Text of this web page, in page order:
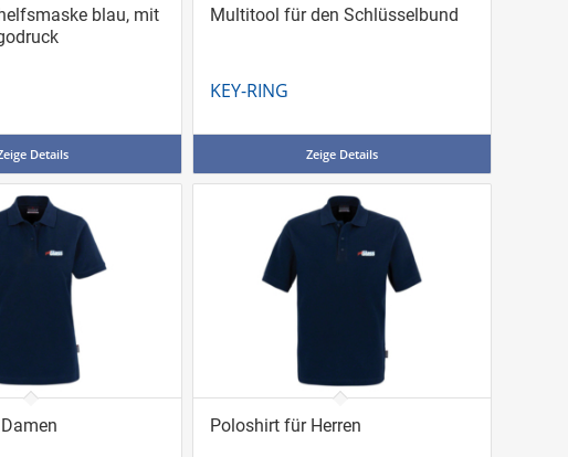
blau, mit
Details
Multitool für den Schlüsselbund
KEY-RING
Zeige Details
Poloshirt für Herren